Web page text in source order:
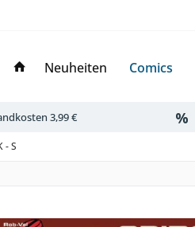
Neuheiten Comics
3,99 €
- S